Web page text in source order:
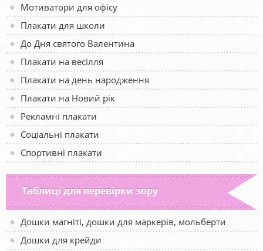
Мотиватори для офісу
Плакати для школи
До Дня святого Валентина
Плакати на весілля
Плакати на день народження
Плакати на Новий рік
Рекламні плакати
Соціальні плакати
Спортивні плакати
Таблиці для перевірки зору
Дошки магніті, дошки для маркерів, мольберти
Дошки для крейди